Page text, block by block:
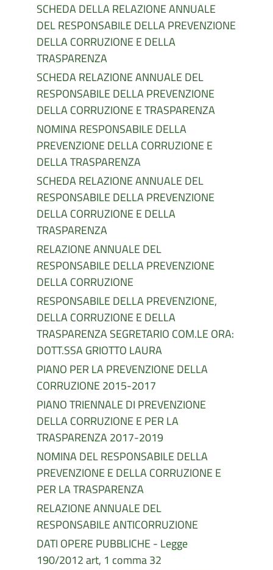
SCHEDA DELLA RELAZIONE ANNUALE
DEL RESPONSABILE DELLA PREVENZIONE
DELLA CORRUZIONE E DELLA
TRASPARENZA
SCHEDA RELAZIONE ANNUALE DEL
RESPONSABILE DELLA PREVENZIONE
DELLA CORRUZIONE E TRASPARENZA
NOMINA RESPONSABILE DELLA
PREVENZIONE DELLA CORRUZIONE E
DELLA TRASPARENZA
SCHEDA RELAZIONE ANNUALE DEL
RESPONSABILE DELLA PREVENZIONE
DELLA CORRUZIONE E DELLA
TRASPARENZA
RELAZIONE ANNUALE DEL
RESPONSABILE DELLA PREVENZIONE
DELLA CORRUZIONE
RESPONSABILE DELLA PREVENZIONE,
DELLA CORRUZIONE E DELLA
TRASPARENZA SEGRETARIO COM.LE ORA:
DOTT.SSA GRIOTTO LAURA
PIANO PER LA PREVENZIONE DELLA
CORRUZIONE 2015-2017
PIANO TRIENNALE DI PREVENZIONE
DELLA CORRUZIONE E PER LA
TRASPARENZA 2017-2019
NOMINA DEL RESPONSABILE DELLA
PREVENZIONE E DELLA CORRUZIONE E
PER LA TRASPARENZA
RELAZIONE ANNUALE DEL
RESPONSABILE ANTICORRUZIONE
DATI OPERE PUBBLICHE - Legge
190/2012 art, 1 comma 32